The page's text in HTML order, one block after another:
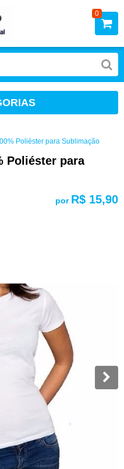
0
Poliéster para Sublimação
Poliéster para
por R$ 15,90